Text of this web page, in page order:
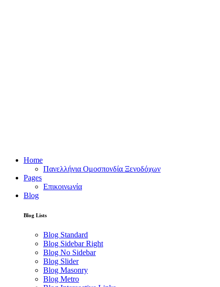
Home
Πανελλήνια Ομοσπονδία Ξενοδόχων
Pages
Επικοινωνία
Blog
Blog Lists
Blog Standard
Blog Sidebar Right
Blog No Sidebar
Blog Slider
Blog Masonry
Blog Metro